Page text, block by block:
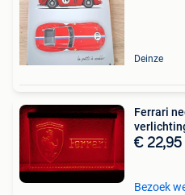
Deinze
Ferrari
€ 22,95
Bezoek